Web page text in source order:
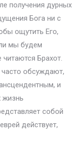
получения дурных
Бога ни с
ощутить Его,
мы будем
читаются Брахот.
обсуждают,
и
жизнь
собой
действует,